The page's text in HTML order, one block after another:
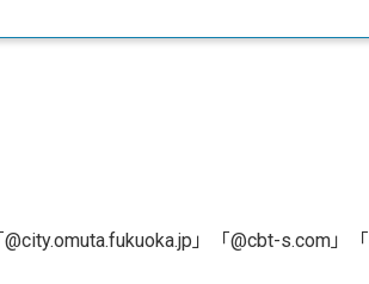
」「@cbt-s.com」